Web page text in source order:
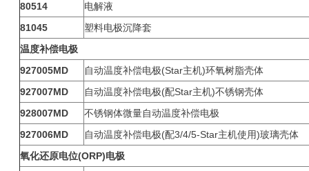
80514
电解液
81045
塑料电极沉降套
温度补偿电极
927005MD
自动温度补偿电极(Star主机)环氧树脂壳体
927007MD
自动温度补偿电极(配Star主机)不锈钢壳体
928007MD
不锈钢体微量自动温度补偿电极
927006MD
自动温度补偿电极(配3/4/5-Star主机使用)玻璃壳体
氧化还原电位(ORP)电极